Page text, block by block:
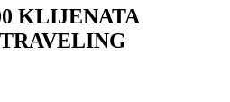
KLIJENATA